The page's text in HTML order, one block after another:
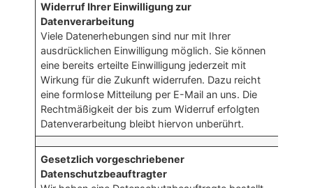
Widerruf Ihrer Einwilligung zur
Datenverarbeitung
Viele Datenerhebungen sind nur mit Ihrer
ausdrücklichen Einwilligung möglich. Sie können
eine bereits erteilte Einwilligung jederzeit mit
Wirkung für die Zukunft widerrufen. Dazu reicht
eine formlose Mitteilung per E-Mail an uns. Die
Rechtmäßigkeit der bis zum Widerruf erfolgten
Datenverarbeitung bleibt hiervon unberührt.
Gesetzlich vorgeschriebener
Datenschutzbeauftragter